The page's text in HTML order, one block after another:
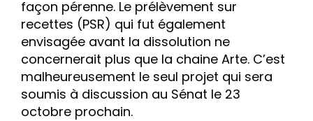
façon pérenne. Le prélèvement sur
recettes (PSR) qui fut également
envisagée avant la dissolution ne
concernerait plus que la chaine Arte. C’est
malheureusement le seul projet qui sera
soumis à discussion au Sénat le 23
octobre prochain.